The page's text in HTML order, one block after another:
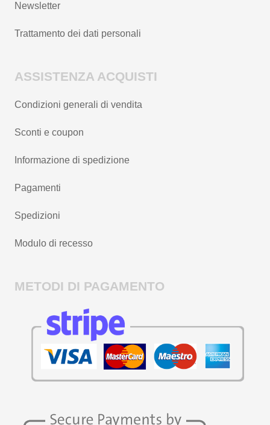
Newsletter
Trattamento dei dati personali
ASSISTENZA ACQUISTI
Condizioni generali di vendita
Sconti e coupon
Informazione di spedizione
Pagamenti
Spedizioni
Modulo di recesso
METODI DI PAGAMENTO